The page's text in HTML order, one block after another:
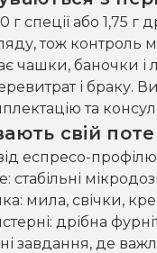
спеції або 1,75 г
тож контроль
чашки, баночки
і браку.
та
свій
еспресо-
стабільні
мила, свічки,
дрібна
завдання, де